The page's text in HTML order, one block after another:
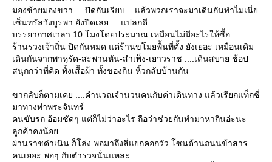
มองซ้ายมองขวา ....ปิดกันเรียบ....แล้วพวกเราจะมาเดินกันทำไมเนี่
เซ็นทรัลวังบูรพา ยังปิดเลย ....แปลกดี
บรรยากาศเวลา 10 โมงโดยประมาณ เหมือนไม่มีอะไรให้ซื้อ
ร้านรวงเจ้าถิ่น ปิดกันหมด แต่ร้านขโมยพื้นที่ตั้ง ยังเยอะ เหมือนเดิม
เดินกันจากพาหุรัด-สะพานหัน-สำเพ็ง-เยาวราช ....เดินสบาย ช้อป
สนุกกว่าที่คิด ทั้งเสื้อผ้า ทั้งของกิน หิ้วกลับบ้านกัน
ขากลับก็ตามเคย ....คำนวณจำนวนคนกับค่าเดินทาง แล้วเรียกแท็กซี่
มาทางท่าพระจันทร์
คนขับรถ อ้อมชัดๆ แต่ก็ไม่ว่าอะไร ถือว่าช่วยกันทำมาหากินอ่ะนะ
ลูกค้าคงน้อ
ผ่านราชดำเนิน ก็โล่ง พอมาถึงสี่แยกคอกวัว โซนด้านถนนข้าสาร
คนเยอะ พอๆ กับตำรวจนั่นแหละ